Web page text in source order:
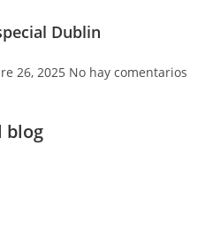
Dublin
26, 2025 No hay comentarios
blog